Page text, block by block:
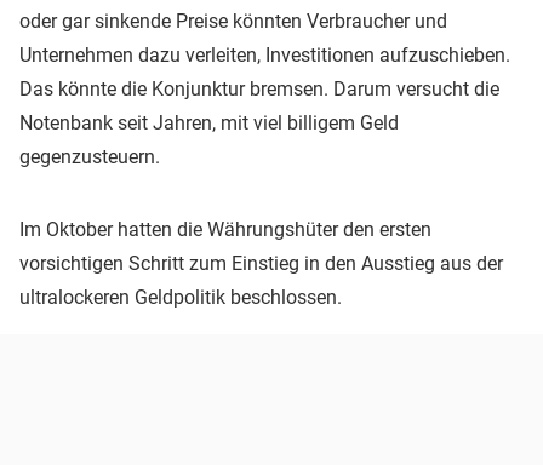
oder gar sinkende Preise könnten Verbraucher und
Unternehmen dazu verleiten, Investitionen aufzuschieben.
Das könnte die Konjunktur bremsen. Darum versucht die
Notenbank seit Jahren, mit viel billigem Geld
gegenzusteuern.
Im Oktober hatten die Währungshüter den ersten
vorsichtigen Schritt zum Einstieg in den Ausstieg aus der
ultralockeren Geldpolitik beschlossen.